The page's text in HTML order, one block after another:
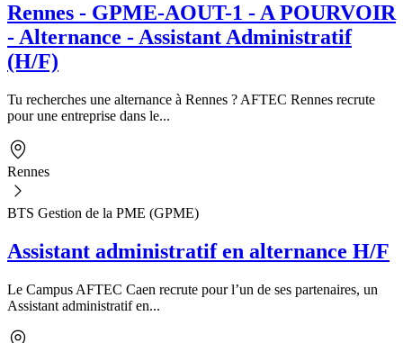
Rennes - GPME-AOUT-1 - A POURVOIR
- Alternance - Assistant Administratif
(H/F)
Tu recherches une alternance à Rennes ? AFTEC Rennes recrute
pour une entreprise dans le...
Rennes
BTS Gestion de la PME (GPME)
Assistant administratif en alternance H/F
Le Campus AFTEC Caen recrute pour l’un de ses partenaires, un
Assistant administratif en...